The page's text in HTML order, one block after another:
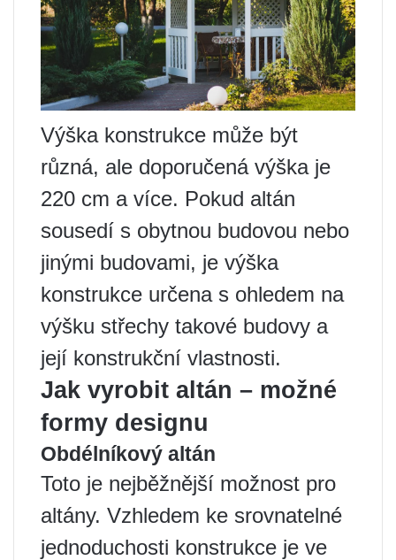
Výška konstrukce může být
různá, ale doporučená výška je
220 cm a více. Pokud altán
sousedí s obytnou budovou nebo
jinými budovami, je výška
konstrukce určena s ohledem na
výšku střechy takové budovy a
její konstrukční vlastnosti.
Jak vyrobit altán – možné
formy designu
Obdélníkový altán
Toto je nejběžnější možnost pro
altány. Vzhledem ke srovnatelné
jednoduchosti konstrukce je ve